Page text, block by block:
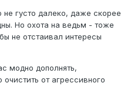
густо далеко, даже скорее
Но охота на ведьм - тоже
не отстаивал интересы
модно дополнять,
от агрессивного